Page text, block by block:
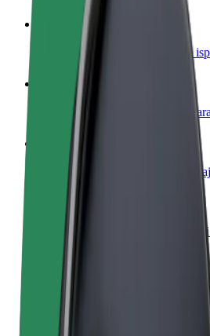
Postani dostavljač
Dostavljaj hranu i primaj tjedne
Dodaj restoran ili trgovinu
Dosegni više kupaca i povećaj
Registriraj se kao vlasnik flote
Dodaj svoju flotu na Bolt i
Bolt for Business
Bolt proizvodi i usluge